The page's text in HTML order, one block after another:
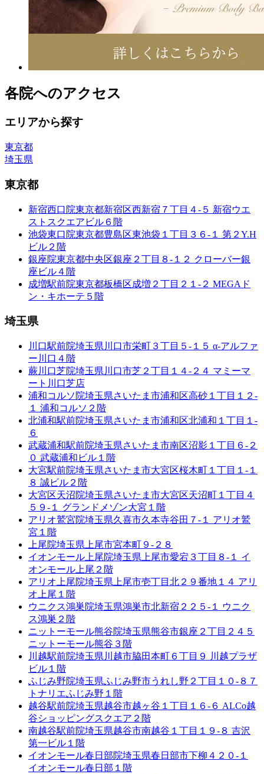
各院へのアクセス
エリアから探す
東京都
埼玉県
東京都
新宿西口院東京都新宿区西新宿７丁目４-５ 新宿ウエ
ストスクエアビル６階
池袋東口院東京都豊島区東池袋１丁目３６-１ 第２Y.H
ビル２階
銀座院東京都中央区銀座２丁目８-１２ クローバー銀
座ビル４階
成増駅前院東京都板橋区成増２丁目２１-２ MEGAド
ン・キホーテ５階
埼玉県
川口駅前院埼玉県川口市栄町３丁目５-１５ α-アルファ
ー川口４階
蕨川口芝院埼玉県川口市芝２丁目１４-２４ マミーマ
ート川口芝店
浦和コルソ院埼玉県さいたま市浦和区高砂１丁目１２-
１ 浦和コルソ２階
北浦和駅前院埼玉県さいたま市浦和区北浦和１丁目１-
６
武蔵浦和駅前院埼玉県さいたま市南区沼影１丁目６-２
０ 武蔵浦和ビル１階
大宮駅前院埼玉県さいたま市大宮区桜木町１丁目１-１
８ 誠ビル２階
大宮区天沼院埼玉県さいたま市大宮区天沼町１丁目４
５９-１ グランドメゾン大宮１階
アリオ鷲宮院埼玉県久喜市久本寺谷田７-１ アリオ鷲
宮１階
上尾院埼玉県上尾市宮本町９-２８
イオンモール上尾院埼玉県上尾市愛宕３丁目８-１ イ
オンモール上尾２階
アリオ上尾院埼玉県上尾市壱丁目北２９番地１４ アリ
オ上尾１階
ウニクス鴻巣院埼玉県鴻巣市北新宿２２５-１ ウニク
ス鴻巣２階
ニットーモール熊谷院埼玉県熊谷市銀座２丁目２４５
ニットーモール熊谷３階
川越駅前院埼玉県川越市脇田本町６丁目９ 川越プラザ
ビル１階
ふじみ野院埼玉県ふじみ野市うれし野２丁目１０-８７
トナリエふじみ野１階
越谷駅前院埼玉県越谷市越ヶ谷１丁目１６-６ ALCo越
谷ショッピングスクエア２階
南越谷駅前院埼玉県越谷市南越谷１丁目１９-８ 吉沢
第一ビル１階
イオンモール春日部院埼玉県春日部市下柳４２０-１
イオンモール春日部１階